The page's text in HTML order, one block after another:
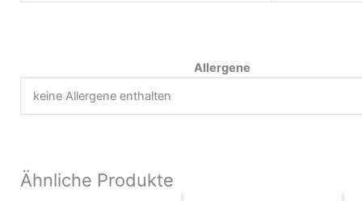
Allergene
keine Allergene enthalten
Ähnliche Produkte